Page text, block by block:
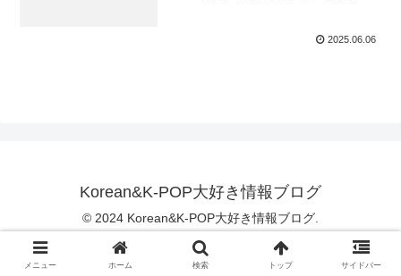
2025.06.06
Korean&K-POP大好き情報ブログ
© 2024 Korean&K-POP大好き情報ブログ.
メニュー ホーム 検索 トップ サイドバー